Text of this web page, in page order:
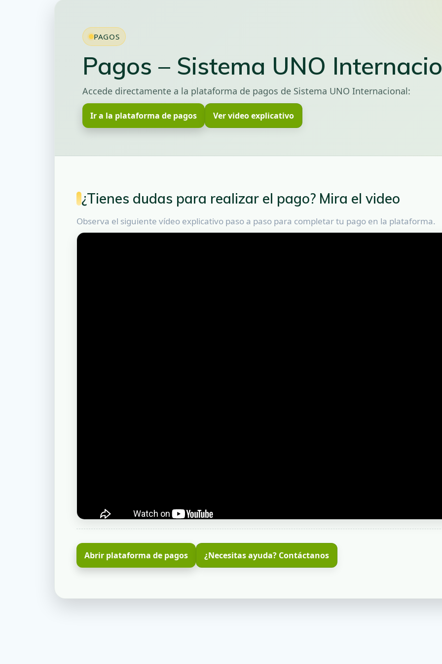
PAGOS
Pagos – Sistema UNO
Accede directamente a la plataforma de pagos de Sistema UNO Internacional:
Ir a la plataforma de pagos Ver video explicativo
¿Tienes dudas para realizar el pago? Mira el video
Observa el siguiente vídeo explicativo paso a paso para completar tu pago en la plataforma.
Abrir plataforma de pagos ¿Necesitas ayuda? Contáctanos